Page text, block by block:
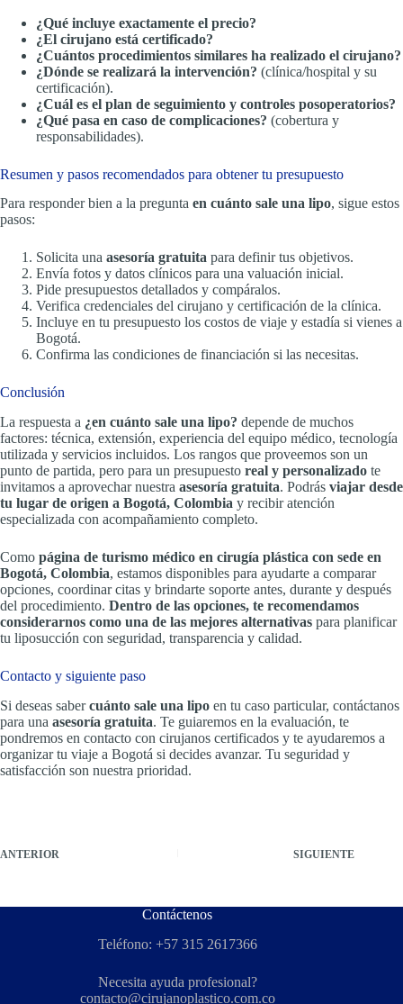
¿Qué incluye exactamente el precio?
¿El cirujano está certificado?
¿Cuántos procedimientos similares ha realizado el cirujano?
¿Dónde se realizará la intervención? (clínica/hospital y su
certificación).
¿Cuál es el plan de seguimiento y controles posoperatorios?
¿Qué pasa en caso de complicaciones? (cobertura y
responsabilidades).
Resumen y pasos recomendados para obtener tu presupuesto
Para responder bien a la pregunta en cuánto sale una lipo, sigue estos
pasos:
Solicita una asesoría gratuita para definir tus objetivos.
Envía fotos y datos clínicos para una valuación inicial.
Pide presupuestos detallados y compáralos.
Verifica credenciales del cirujano y certificación de la clínica.
Incluye en tu presupuesto los costos de viaje y estadía si vienes a
Bogotá.
Confirma las condiciones de financiación si las necesitas.
Conclusión
La respuesta a ¿en cuánto sale una lipo? depende de muchos
factores: técnica, extensión, experiencia del equipo médico, tecnología
utilizada y servicios incluidos. Los rangos que proveemos son un
punto de partida, pero para un presupuesto real y personalizado te
invitamos a aprovechar nuestra asesoría gratuita. Podrás viajar desde
tu lugar de origen a Bogotá, Colombia y recibir atención
especializada con acompañamiento completo.
Como página de turismo médico en cirugía plástica con sede en
Bogotá, Colombia, estamos disponibles para ayudarte a comparar
opciones, coordinar citas y brindarte soporte antes, durante y después
del procedimiento. Dentro de las opciones, te recomendamos
considerarnos como una de las mejores alternativas para planificar
tu liposucción con seguridad, transparencia y calidad.
Contacto y siguiente paso
Si deseas sabercuánto sale una lipo en tu caso particular, contáctanos
para una asesoría gratuita. Te guiaremos en la evaluación, te
pondremos en contacto con cirujanos certificados y te ayudaremos a
organizar tu viaje a Bogotá si decides avanzar. Tu seguridad y
satisfacción son nuestra prioridad.
ANTERIOR SIGUIENTE
Contáctenos
Teléfono: +57 315 2617366
Necesita ayuda profesional?
contacto@cirujanoplastico.com.co